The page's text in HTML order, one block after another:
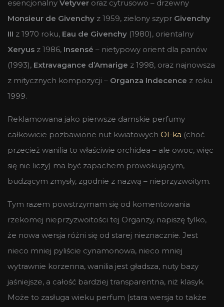
esencjonalny Vetyver oraz cytrusowo – drzewny
Monsieur de Givenchy z 1959, zielony szypr Givenchy
III z 1970 roku, Eau de Givenchy (1980), orientalny
Xeryus z 1986, Insensé – nietypowy orient dla panów
(1993), Extravagance d’Amarige z 1998, oraz najnowsza
z mitycznych kompozycji – Organza Indecence z roku
1999.
Reklamowana jako pierwsze damskie perfumy
całkowicie pozbawione nut kwiatowych OI-ka (choć
przecież wanilia to właściwie orchidea – ale owoc, więc
się nie liczy) ma być zapachem prowokującym,
budzącym zmysły, zgodnie z nazwą – nieprzyzwoitym.
Tym razem powstrzymam się od komentowania
rzekomej nieprzyzwoitości tej Organzy, napiszę tylko,
że nowa wersja różni się od starej nieznacznie. Jest
nieco mniej pyliście cynamonowa, nieco mniej
wytrawnie korzenna, wanilia jest gładsza, nuty bazy
jaśniejsze, a całość bardziej transparentna, niż klasyk.
Może to zasługa wieku perfum (stara wersja to także